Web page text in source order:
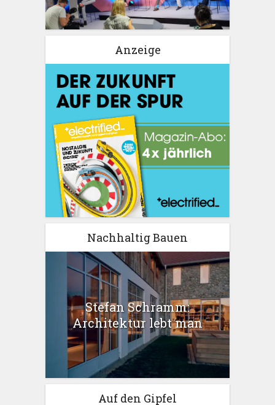
Anzeige
Nachhaltig Bauen
Stefan Schramm:
Architektur lebt man
Auf den Gipfel